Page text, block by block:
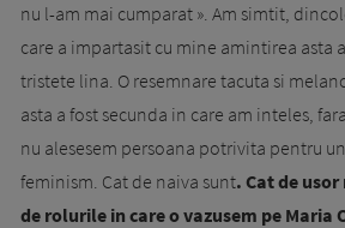
nu l-am mai cumparat ». Am simtit,
care a impartasit cu mine amintirea asta
tristete lina. O resemnare tacuta si
asta a fost secunda in care am inteles,
nu alesesem persoana potrivita pentru
feminism. Cat de naiva sunt. Cat de
de rolurile in care o vazusem pe Maria